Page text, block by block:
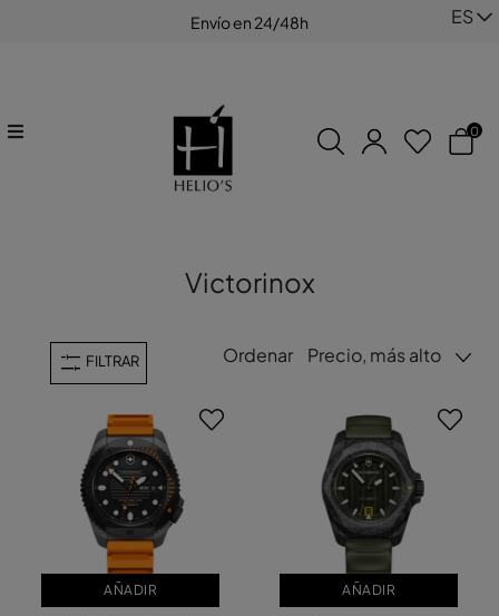
Envío en 24/48h
0
ES
Victorinox
FILTRAR Ordenar Precio, más alto
AÑADIR AÑADIR